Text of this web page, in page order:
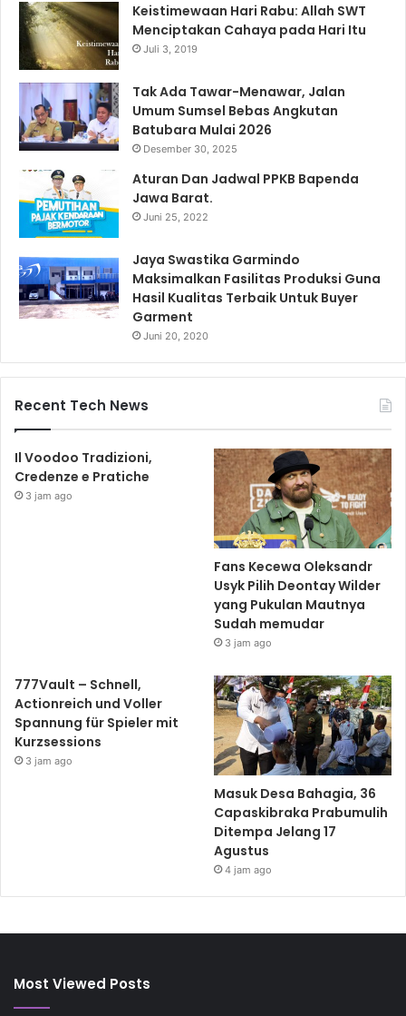
Keistimewaan Hari Rabu: Allah SWT
Menciptakan Cahaya pada Hari Itu
Juli 3, 2019
Tak Ada Tawar-Menawar, Jalan
Umum Sumsel Bebas Angkutan
Batubara Mulai 2026
Desember 30, 2025
Aturan Dan Jadwal PPKB Bapenda
Jawa Barat.
Juni 25, 2022
Jaya Swastika Garmindo
Maksimalkan Fasilitas Produksi Guna
Hasil Kualitas Terbaik Untuk Buyer
Garment
Juni 20, 2020
Recent Tech News
Il Voodoo Tradizioni,
Credenze e Pratiche
3 jam ago
Fans Kecewa Oleksandr
Usyk Pilih Deontay Wilder
yang Pukulan Mautnya
Sudah memudar
3 jam ago
777Vault – Schnell,
Actionreich und Voller
Spannung für Spieler mit
Kurzsessions
3 jam ago
Masuk Desa Bahagia, 36
Capaskibraka Prabumulih
Ditempa Jelang 17
Agustus
4 jam ago
Most Viewed Posts